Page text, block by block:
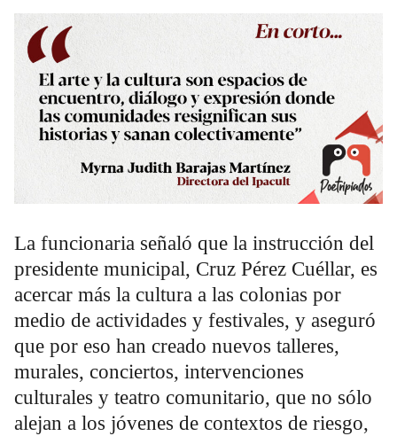
La funcionaria señaló que la instrucción del
presidente municipal, Cruz Pérez Cuéllar, es
acercar más la cultura a las colonias por
medio de actividades y festivales, y aseguró
que por eso han creado nuevos talleres,
murales, conciertos, intervenciones
culturales y teatro comunitario, que no sólo
alejan a los jóvenes de contextos de riesgo,